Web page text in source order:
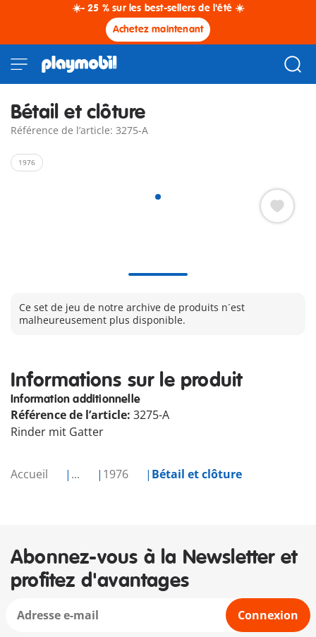
☀️- 25 % sur les best-sellers de l'été ☀️
Achetez maintenant
Accueil ... 1976 Bétail et clôture
Bétail et clôture
Référence de l’article: 3275-A
1976
Ce set de jeu de notre archive de produits n´est
malheureusement plus disponible.
Informations sur le produit
Information additionnelle
Référence de l’article: 3275-A
Rinder mit Gatter
Abonnez-vous à la Newsletter et
profitez d'avantages
Connexion